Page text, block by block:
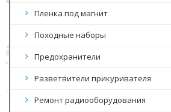
Пленка под магнит
Походные наборы
Предохранители
Разветвители прикуривателя
Ремонт радиооборудования